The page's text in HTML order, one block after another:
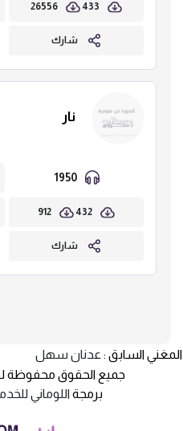
433
26556
شارك
نار
1950
432
912
شارك
المغني السابق : عدنان سهل
جميع الحقوق محفوظة
برمجة اللوماني